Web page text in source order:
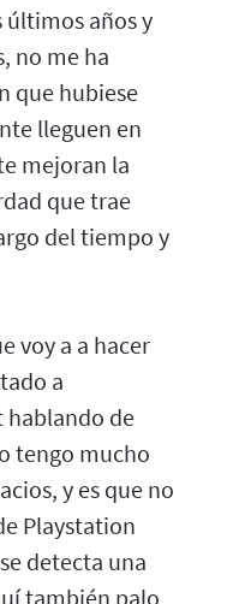
últimos años y
no me ha
que hubiese
lleguen en
mejoran la
que trae
del tiempo y
voy a a hacer
a
hablando de
tengo mucho
y es que no
Playstation
detecta una
también palo